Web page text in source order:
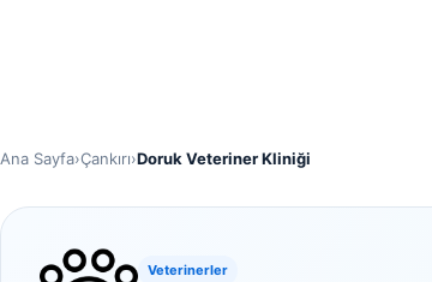
Ana Sayfa›Çankırı›Doruk Veteriner Kliniği
Veterinerler